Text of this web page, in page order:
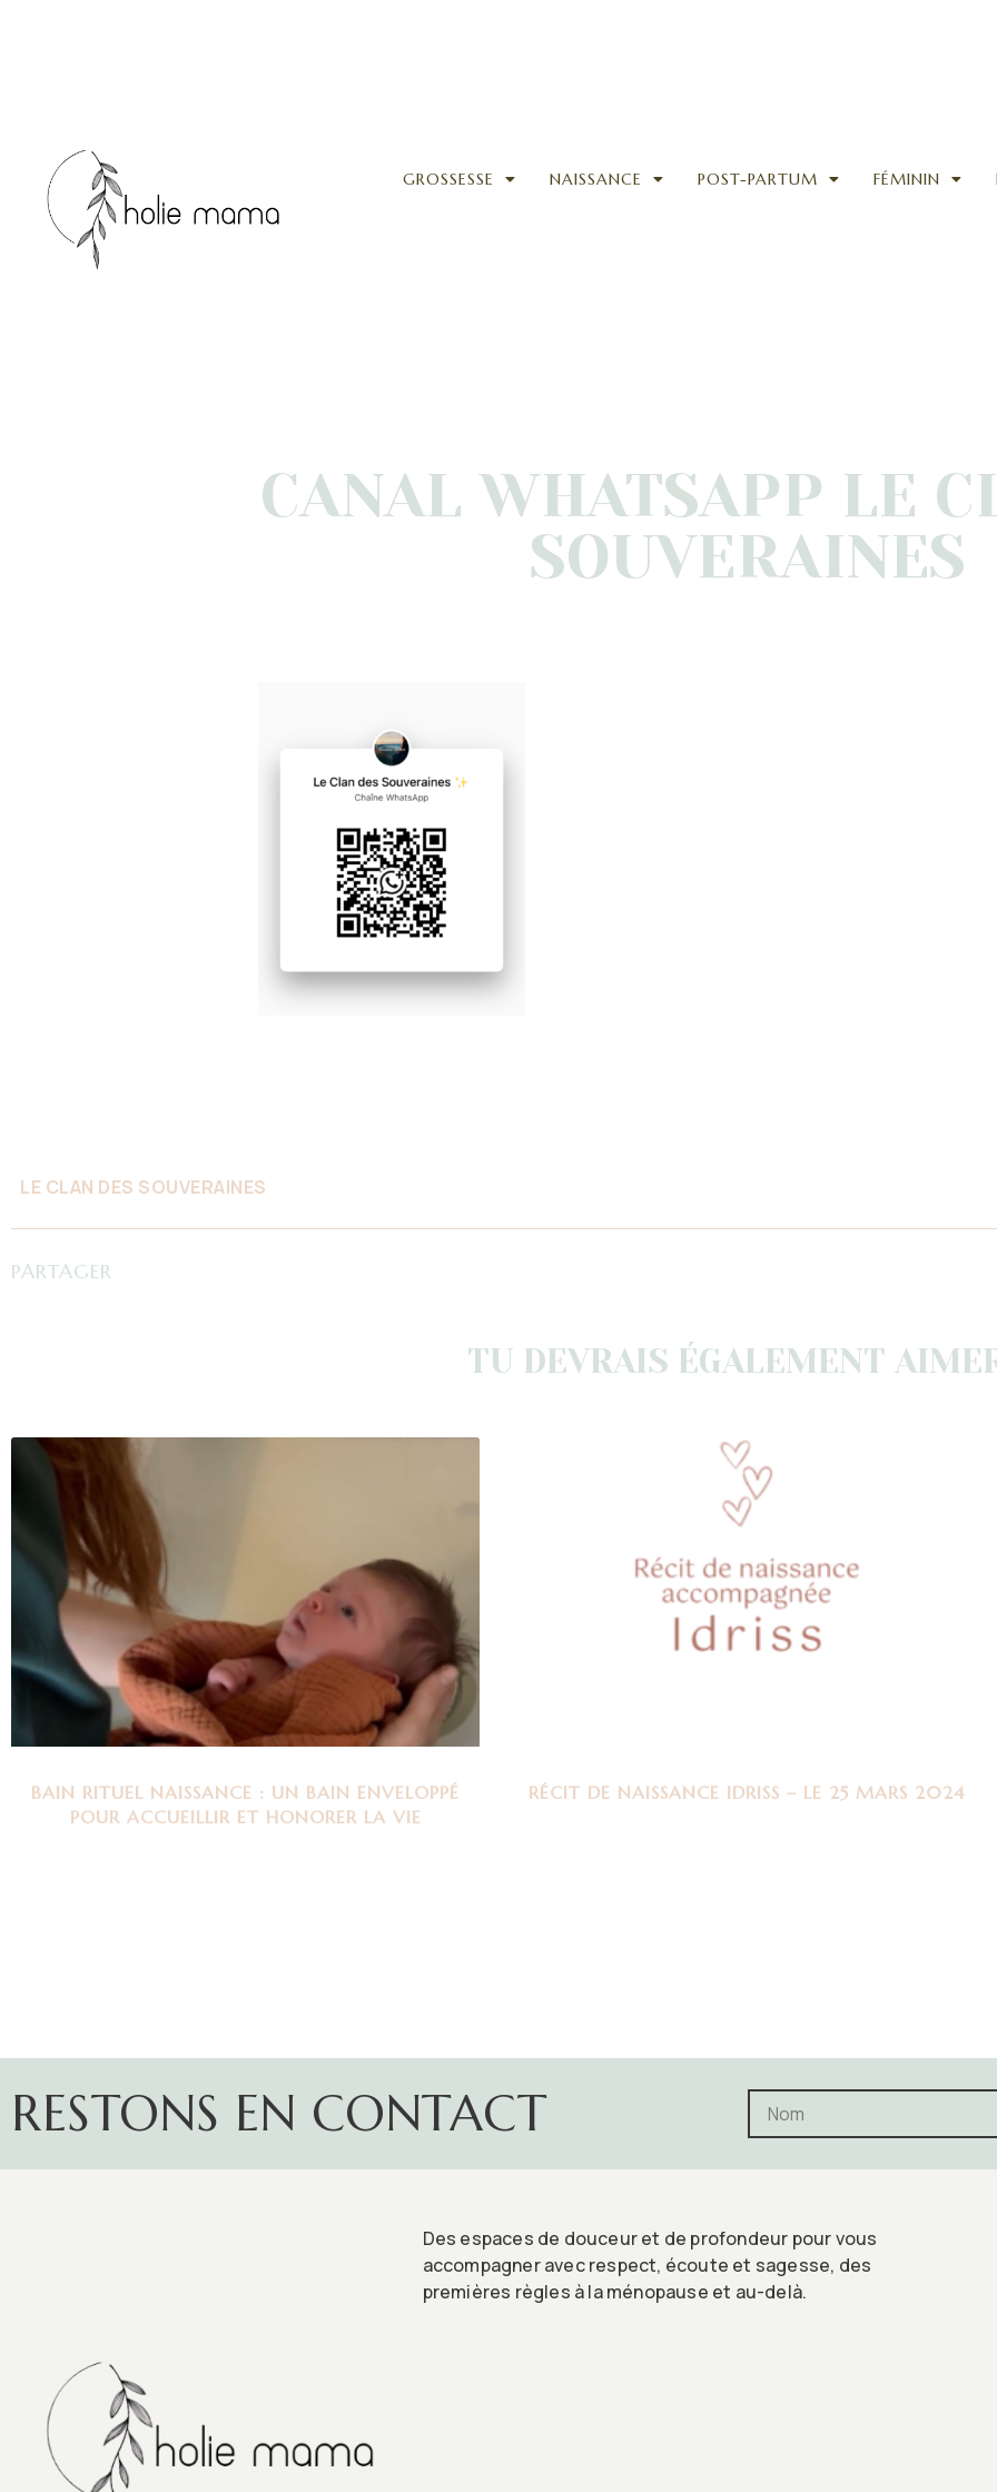
GROSSESSE NAISSANCE POST-PARTUM FÉMININ
CANAL WHATSAPP LE
SOUVERAINES
LE CLAN DES SOUVERAINES
PARTAGER
TU DEVRAIS ÉGALEMENT
BAIN RITUEL NAISSANCE : UN BAIN ENVELOPPÉ
POUR ACCUEILLIR ET HONORER LA VIE
RÉCIT DE NAISSANCE IDRISS – LE 25 MARS 2024
RESTONS EN CONTACT
Des espaces de douceur et de profondeur pour vous
accompagner avec respect, écoute et sagesse, des
premières règles à la ménopause et au-delà.